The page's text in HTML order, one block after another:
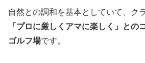
自然との調和を基本としていて、ク
「プロに厳しくアマに楽しく」との
ゴルフ場です。